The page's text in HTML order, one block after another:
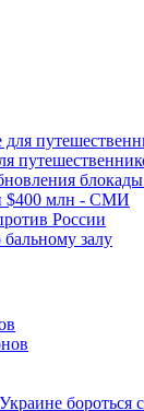
$400 млн - СМИ
России
залу